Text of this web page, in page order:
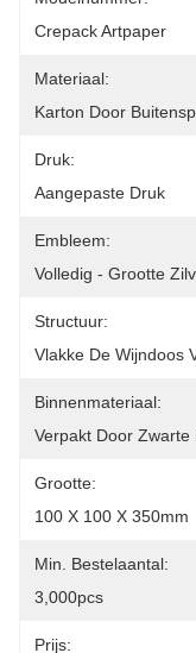
Crepack Artpaper
Materiaal:
Karton Door
Druk:
Aangepaste Druk
Embleem:
Volledig - Grootte
Structuur:
Vlakke De Wijndoos
Binnenmateriaal:
Verpakt Door Zwarte
Grootte:
100 X 100 X 350mm
Min. Bestelaantal:
3,000pcs
Prijs: